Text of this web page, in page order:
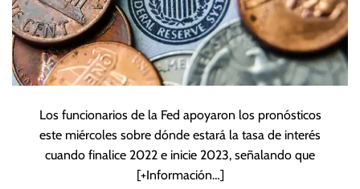
Los funcionarios de la Fed apoyaron los pronósticos
este miércoles sobre dónde estará la tasa de interés
cuando finalice 2022 e inicie 2023, señalando que
[+Información…]